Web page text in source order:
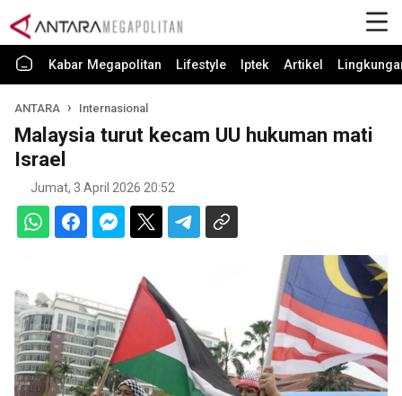
Kabar Megapolitan Lifestyle Iptek Artikel
ANTARA Internasional
Malaysia turut kecam UU hukuman mati
Israel
Jumat, 3 April 2026 20:52